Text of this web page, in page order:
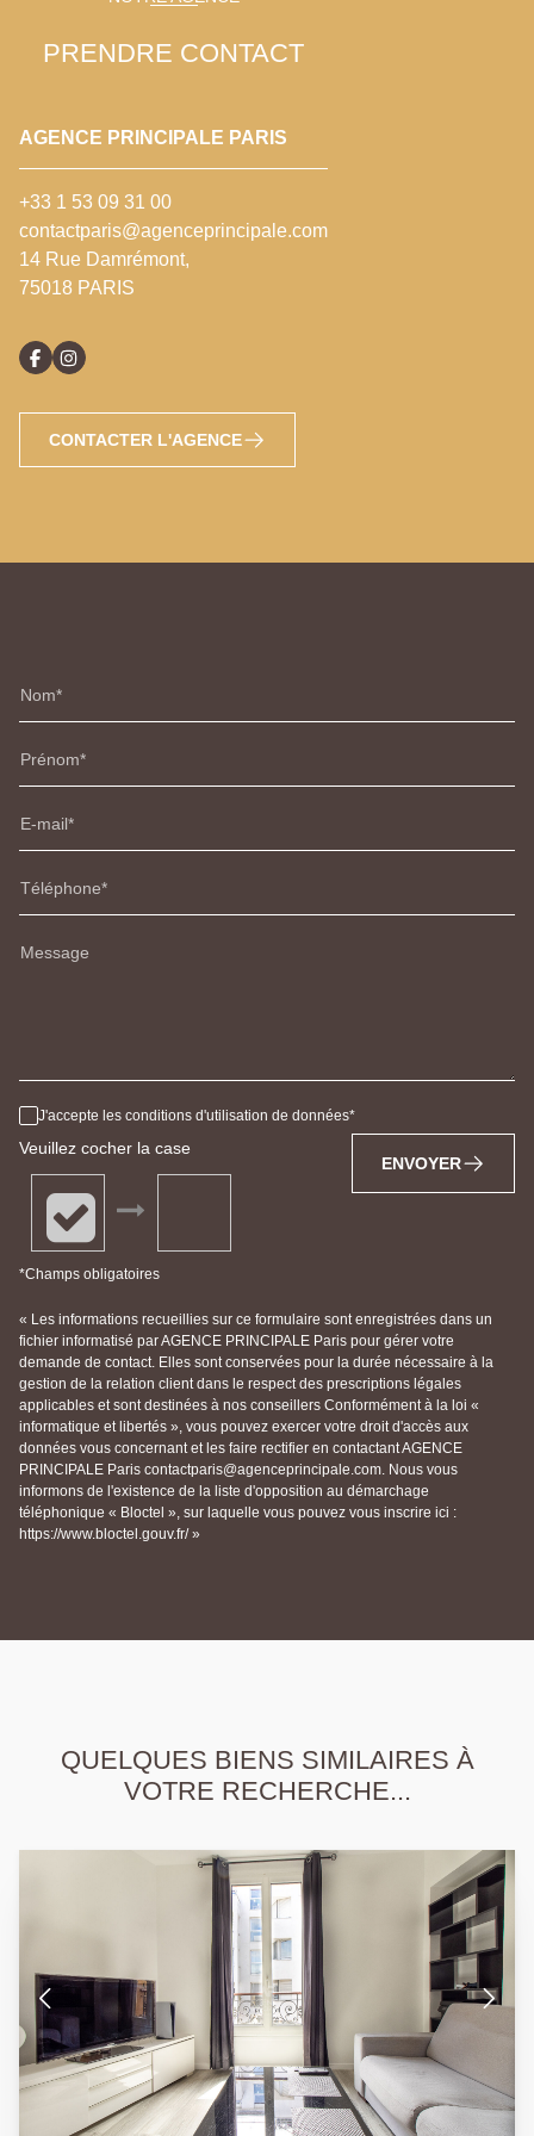
PRENDRE CONTACT
AGENCE PRINCIPALE PARIS
+33 1 53 09 31 00
contactparis@agenceprincipale.com
14 Rue Damrémont,
75018 PARIS
CONTACTER L'AGENCE
Nom
Prénom
E-mail
Téléphone
Message
J'accepte les conditions d'utilisation de données
Veuillez cocher la case
*Champs obligatoires
ENVOYER
« Les informations recueillies sur ce formulaire sont enregistrées dans un
fichier informatisé par AGENCE PRINCIPALE Paris pour gérer votre
demande de contact. Elles sont conservées pour la durée nécessaire à la
gestion de la relation client dans le respect des prescriptions légales
applicables et sont destinées à nos conseillers Conformément à la loi «
informatique et libertés », vous pouvez exercer votre droit d'accès aux
données vous concernant et les faire rectifier en contactant AGENCE
PRINCIPALE Paris contactparis@agenceprincipale.com. Nous vous
informons de l'existence de la liste d'opposition au démarchage
téléphonique « Bloctel », sur laquelle vous pouvez vous inscrire ici :
https://www.bloctel.gouv.fr/ »
QUELQUES BIENS SIMILAIRES À
VOTRE RECHERCHE...